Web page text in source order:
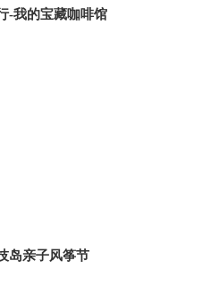
-我的宝藏咖啡馆
岛亲子风筝节